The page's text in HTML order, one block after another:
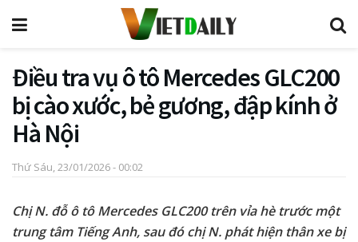
Điều tra vụ ô tô Mercedes GLC200
bị cào xước, bẻ gương, đập kính ở
Hà Nội
Thứ Sáu, 23/01/2026 - 00:02
Chị N. đỗ ô tô Mercedes GLC200 trên vỉa hè trước một
trung tâm Tiếng Anh, sau đó chị N. phát hiện thân xe bị